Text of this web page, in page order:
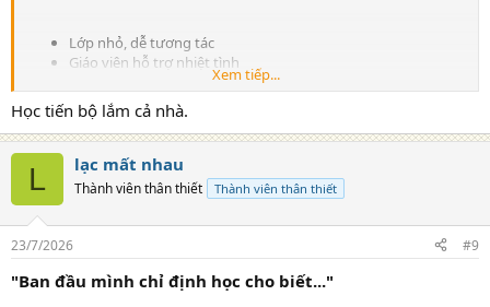
Lớp nhỏ, dễ tương tác
Giáo viên hỗ trợ nhiệt tình
Học theo hướng giao tiếp thực tế nên dễ áp dụng
Sau khoảng 1–2 tháng mình thấy tiến bộ rõ rệt, đặc biệt là phản xạ
khi nói.
Đánh giá tốt cho bạn nào đang cần học tiếng Anh giao tiếp hiệu
quả.
Xem tiếp...
Học tiến bộ lắm cả nhà.
L lạc mất nhau
Thành viên thân thiết Thành viên thân thiết
23/7/2026 #9
"Ban đầu mình chỉ định học cho biết..."